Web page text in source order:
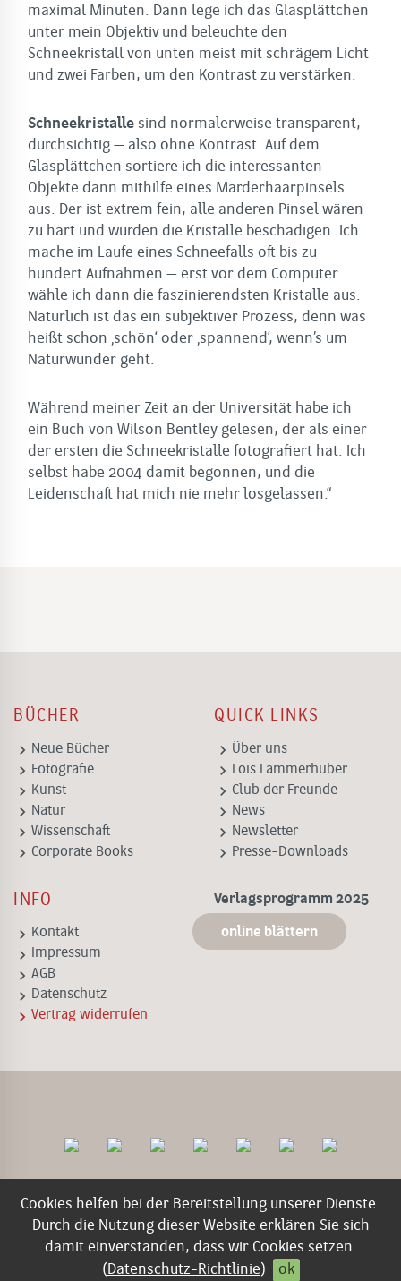
Cookies helfen bei der Bereitstellung unserer Dienste.
Durch die Nutzung dieser Website erklären Sie sich
damit einverstanden, dass wir Cookies setzen.
( Datenschutz-Richtlinie) ok
maximal Minuten. Dann lege ich das Glasplättchen
unter mein Objektiv und beleuchte den
Schneekristall von unten meist mit schrägem Licht
und zwei Farben, um den Kontrast zu verstärken.
Schneekristalle sind normalerweise transparent,
durchsichtig – also ohne Kontrast. Auf dem
Glasplättchen sortiere ich die interessanten
Objekte dann mithilfe eines Marderhaarpinsels
aus. Der ist extrem fein, alle anderen Pinsel wären
zu hart und würden die Kristalle beschädigen. Ich
mache im Laufe eines Schneefalls oft bis zu
hundert Aufnahmen – erst vor dem Computer
wähle ich dann die faszinierendsten Kristalle aus.
Natürlich ist das ein subjektiver Prozess, denn was
heißt schon ‚schön‘ oder ‚spannend‘, wenn’s um
Naturwunder geht.
Während meiner Zeit an der Universität habe ich
ein Buch von Wilson Bentley gelesen, der als einer
der ersten die Schneekristalle fotografiert hat. Ich
selbst habe 2004 damit begonnen, und die
Leidenschaft hat mich nie mehr losgelassen.“
BÜCHER
keyboard_arrow_right Neue Bücher
keyboard_arrow_right Fotografie
keyboard_arrow_right Kunst
keyboard_arrow_right Natur
keyboard_arrow_right Wissenschaft
keyboard_arrow_right Corporate Books
QUICK LINKS
keyboard_arrow_right Über uns
keyboard_arrow_right Lois Lammerhuber
keyboard_arrow_right Club der Freunde
keyboard_arrow_right News
keyboard_arrow_right Newsletter
keyboard_arrow_right Presse-Downloads
INFO
keyboard_arrow_right Kontakt
keyboard_arrow_right Impressum
keyboard_arrow_right AGB
keyboard_arrow_right Datenschutz
keyboard_arrow_right Vertrag widerrufen
Verlagsprogramm 2025
online blättern
© 2026 Edition Lammerhuber